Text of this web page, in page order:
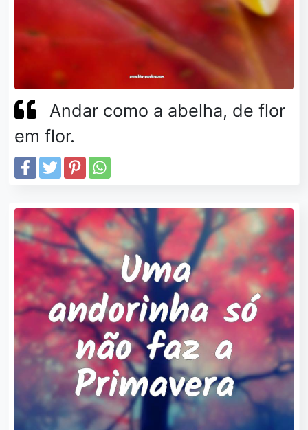
Andar como a abelha, de flor
em flor.